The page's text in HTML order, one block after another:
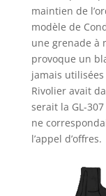
maintien de
modèle de
une grenade à
provoque un
jamais utilisées
Rivolier avait
serait la GL-
ne
l’appel d’offres.